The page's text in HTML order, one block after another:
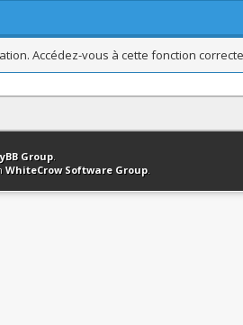
Accédez-vous à cette fonction
Retourner en haut Version bas-débit
Group.
WhiteCrow Software Group.